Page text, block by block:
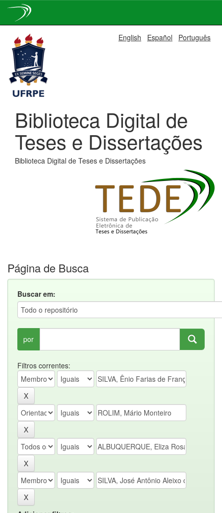
navigation
English Español Português
Biblioteca Digital de
Teses e Dissertações
Biblioteca Digital de Teses e Dissertações
Página de Busca
Buscar em:
por
Filtros correntes: